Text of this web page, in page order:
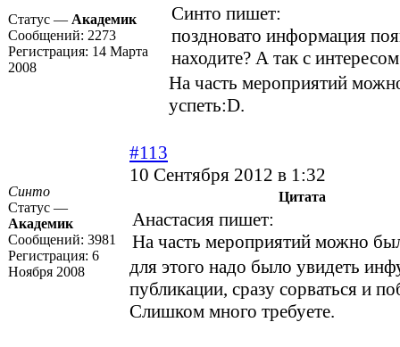
Статус — Академик
Сообщений: 2273
Регистрация: 14 Марта
2008
Синто пишет:
поздновато информация
находите? А так с
На часть мероприятий
успеть:D.
Синто
Статус —
Академик
Сообщений: 3981
Регистрация: 6
Ноября 2008
#113
10 Сентября 2012 в 1:32
Цитата
Анастасия пишет:
На часть мероприятий можно
для этого надо было увидеть
публикации, сразу сорваться и
Слишком много требуете.